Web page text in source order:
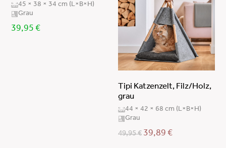
45 × 38 × 34 cm (L×B×H)
Grau
39,95€
Tipi Katzenzelt, Filz/Holz,
grau
44 × 42 × 68 cm (L×B×H)
Grau
49,95€ 39,89 €